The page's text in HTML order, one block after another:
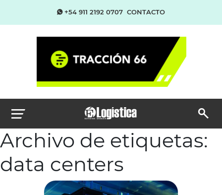
+54 911 2192 0707 CONTACTO
Archivo de etiquetas:
data centers